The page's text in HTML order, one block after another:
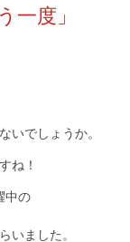
一度」
いでしょうか。
ね！
中の
いました。